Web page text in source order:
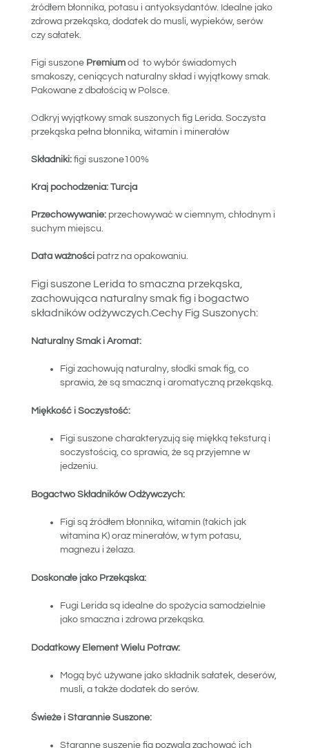
źródłem błonnika, potasu i antyoksydantów. Idealne jako
zdrowa przekąska, dodatek do musli, wypieków, serów
czy sałatek.
Figi suszone Premium od to wybór świadomych
smakoszy, ceniących naturalny skład i wyjątkowy smak.
Pakowane z dbałością w Polsce.
Odkryj wyjątkowy smak suszonych fig Lerida. Soczysta
przekąska pełna błonnika, witamin i minerałów
Składniki: figi suszone100%
Kraj pochodzenia: Turcja
Przechowywanie: przechowywać w ciemnym, chłodnym i
suchym miejscu.
Data ważności patrz na opakowaniu.
Figi suszone Lerida to smaczna przekąska,
zachowująca naturalny smak fig i bogactwo
składników odżywczych.Cechy Fig Suszonych:
Naturalny Smak i Aromat:
Figi zachowują naturalny, słodki smak fig, co
sprawia, że są smaczną i aromatyczną przekąską.
Miękkość i Soczystość:
Figi suszone charakteryzują się miękką teksturą i
soczystością, co sprawia, że są przyjemne w
jedzeniu.
Bogactwo Składników Odżywczych:
Figi są źródłem błonnika, witamin (takich jak
witamina K) oraz minerałów, w tym potasu,
magnezu i żelaza.
Doskonałe jako Przekąska:
Fugi Lerida są idealne do spożycia samodzielnie
jako smaczna i zdrowa przekąska.
Dodatkowy Element Wielu Potraw:
Mogą być używane jako składnik sałatek, deserów,
musli, a także dodatek do serów.
Świeże i Starannie Suszone:
Staranne suszenie fig pozwala zachować ich